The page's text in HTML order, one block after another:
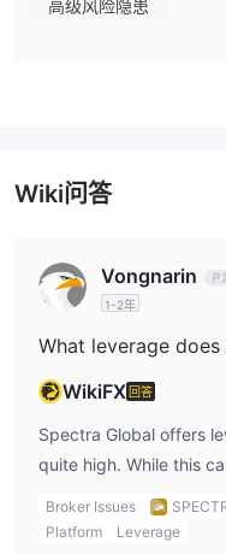
点差和佣金交易平台
注意：Spectra Global LTD
送、对应和接收银行可能根
高级风险隐患
Wiki问答
Vongnarin
1-2年
What leverage
WikiFX 回答
Spectra Global offers
quite high. While this
cautious with such
significant losses.
Broker Issues
Platform
Leverage